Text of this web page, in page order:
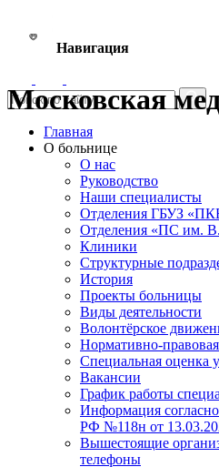
Московская
Навигация
Главная
О больнице
О нас
Руководство
Наши специалисты
Отделения ГБУЗ
Отделения «ПС им.
Клиники
Структурные
История
Проекты больницы
Виды деятельности
Волонтёрское
Нормативно-правовая
Специальная оценка
Вакансии
График работы
Информация
РФ №118н от
Вышестоящие
телефоны